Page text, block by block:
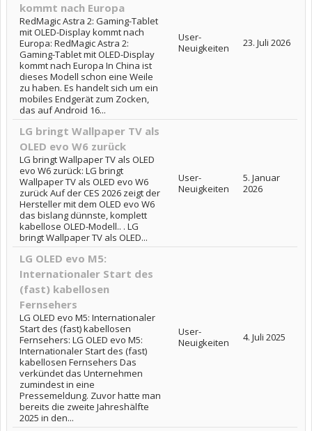
kommt nach Europa
RedMagic Astra 2: Gaming-Tablet
mit OLED-Display kommt nach
Europa: RedMagic Astra 2:
Gaming-Tablet mit OLED-Display
kommt nach Europa In China ist
dieses Modell schon eine Weile
zu haben. Es handelt sich um ein
mobiles Endgerät zum Zocken,
das auf Android 16...
User-
Neuigkeiten
23. Juli 2026
LG bringt Wallpaper TV als
OLED evo W6 zurück
LG bringt Wallpaper TV als OLED
evo W6 zurück: LG bringt
Wallpaper TV als OLED evo W6
zurück Auf der CES 2026 zeigt der
Hersteller mit dem OLED evo W6
das bislang dünnste, komplett
kabellose OLED-Modell.. . LG
bringt Wallpaper TV als OLED...
User-
Neuigkeiten
5. Januar
2026
LG OLED evo M5:
Internationaler Start des
(fast) kabellosen
Fernsehers
LG OLED evo M5: Internationaler
Start des (fast) kabellosen
Fernsehers: LG OLED evo M5:
Internationaler Start des (fast)
kabellosen Fernsehers Das
verkündet das Unternehmen
zumindest in eine
Pressemeldung. Zuvor hatte man
bereits die zweite Jahreshälfte
2025 in den...
User-
Neuigkeiten
4. Juli 2025